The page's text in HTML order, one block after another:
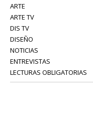
ARTE
ARTE TV
DIS TV
DISEÑO
NOTICIAS
ENTREVISTAS
LECTURAS OBLIGATORIAS